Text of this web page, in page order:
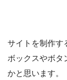
サイトを制作す
ボックスやボタ
かと思います。